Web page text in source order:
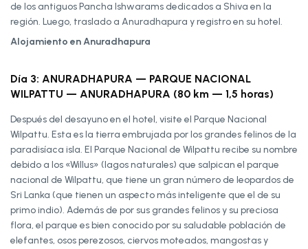
de los antiguos Pancha Ishwarams dedicados a Shiva en la
región. Luego, traslado a Anuradhapura y registro en su hotel.
Alojamiento en Anuradhapura
Día 3: ANURADHAPURA — PARQUE NACIONAL
WILPATTU — ANURADHAPURA (80 km — 1,5 horas)
Después del desayuno en el hotel, visite el Parque Nacional
Wilpattu. Esta es la tierra embrujada por los grandes felinos de la
paradisíaca isla. El Parque Nacional de Wilpattu recibe su nombre
debido a los «Willus» (lagos naturales) que salpican el parque
nacional de Wilpattu, que tiene un gran número de leopardos de
Sri Lanka (que tienen un aspecto más inteligente que el de su
primo indio). Además de por sus grandes felinos y su preciosa
flora, el parque es bien conocido por su saludable población de
elefantes, osos perezosos, ciervos moteados, mangostas y